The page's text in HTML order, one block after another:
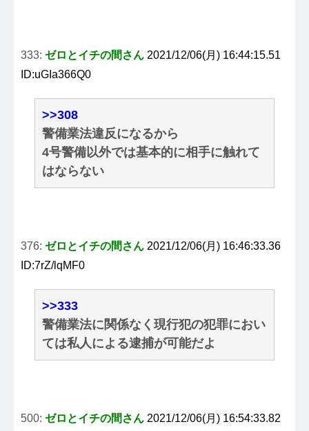
333: ゼロとイチの間さん 2021/12/06(月) 16:44:15.51
ID:uGIa366Q0
>>308
警備業法違反になるから
4号警備以外では基本的に相手に触れて
はならない
376: ゼロとイチの間さん 2021/12/06(月) 16:46:33.36
ID:7rZ/lqMF0
>>333
警備業法に関係なく現行犯の犯罪におい
ては私人による逮捕が可能だよ
500: ゼロとイチの間さん 2021/12/06(月) 16:54:33.82